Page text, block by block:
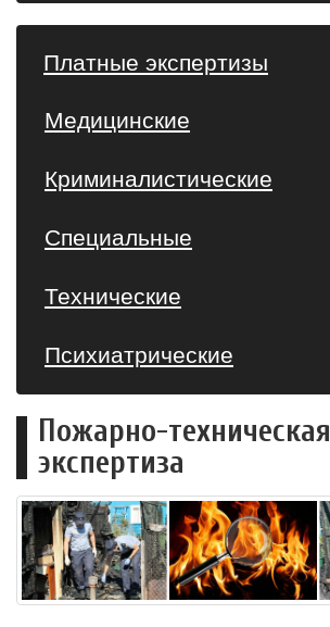
Платные экспертизы
Медицинские
Криминалистические
Специальные
Технические
Психиатрические
Пожарно-техническая
экспертиза